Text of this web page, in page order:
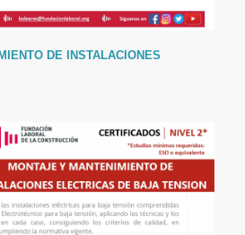
DE INSTALACIONES